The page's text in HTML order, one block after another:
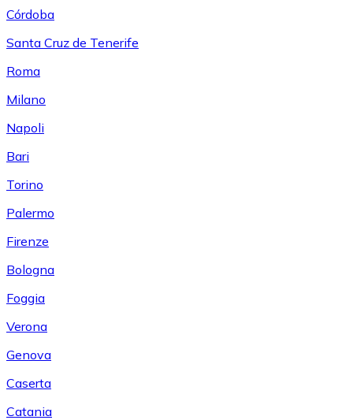
Córdoba
Santa Cruz de Tenerife
Roma
Milano
Napoli
Bari
Torino
Palermo
Firenze
Bologna
Foggia
Verona
Genova
Caserta
Catania